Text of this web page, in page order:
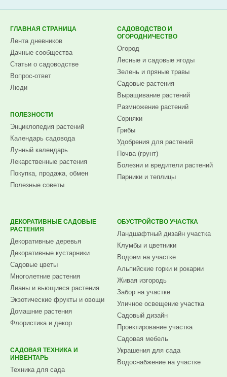
ГЛАВНАЯ СТРАНИЦА
Лента дневников
Дачные сообщества
Статьи о садоводстве
Вопрос-ответ
Люди
ПОЛЕЗНОСТИ
Энциклопедия растений
Календарь садовода
Лунный календарь
Лекарственные растения
Покупка, продажа, обмен
Полезные советы
САДОВОДСТВО И
ОГОРОДНИЧЕСТВО
Огород
Лесные и садовые ягоды
Зелень и пряные травы
Садовые растения
Выращивание растений
Размножение растений
Сорняки
Грибы
Удобрения для растений
Почва (грунт)
Болезни и вредители растений
Парники и теплицы
ДЕКОРАТИВНЫЕ САДОВЫЕ
РАСТЕНИЯ
Декоративные деревья
Декоративные кустарники
Садовые цветы
Многолетние растения
Лианы и вьющиеся растения
Экзотические фрукты и овощи
Домашние растения
Флористика и декор
САДОВАЯ ТЕХНИКА И
ИНВЕНТАРЬ
Техника для сада
ОБУСТРОЙСТВО УЧАСТКА
Ландшафтный дизайн участка
Клумбы и цветники
Водоем на участке
Альпийские горки и рокарии
Живая изгородь
Забор на участке
Уличное освещение участка
Садовый дизайн
Проектирование участка
Садовая мебель
Украшения для сада
Водоснабжение на участке